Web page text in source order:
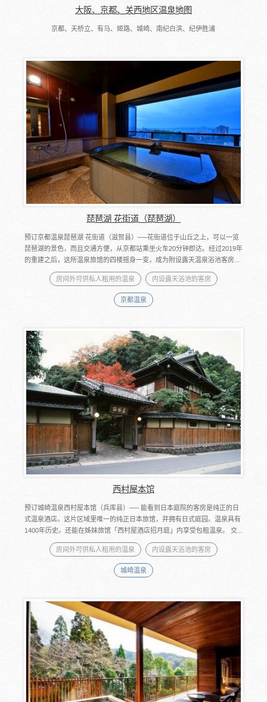
大阪、京都、关西地区温泉地图
京都、天桥立、有马、姬路、城崎、南纪白滨、纪伊胜浦
琵琶湖 花街道（琵琶湖）
预订京都温泉琵琶湖 花街道（滋贺县）──花街道位于山丘之上，可以一览
琵琶湖的景色，而且交通方便，从京都站乘坐火车20分钟即达。经过2019年
的重建之后，这所温泉旅馆的四楼摇身一变，成为附设露天温泉浴池客房...
房间外可供私人租用的温泉 内设露天浴池的客房
京都温泉
西村屋本馆
预订城崎温泉西村屋本馆（兵库县）── 能看到日本庭院的客房是纯正的日
式温泉酒店。这片区域里唯一的纯正日本旅馆，并拥有日式庭园。温泉具有
1400年历史。还能在姊妹旅馆「西村屋酒店招月庭」内享受包租温泉。 交...
房间外可供私人租用的温泉 内设露天浴池的客房
城崎温泉